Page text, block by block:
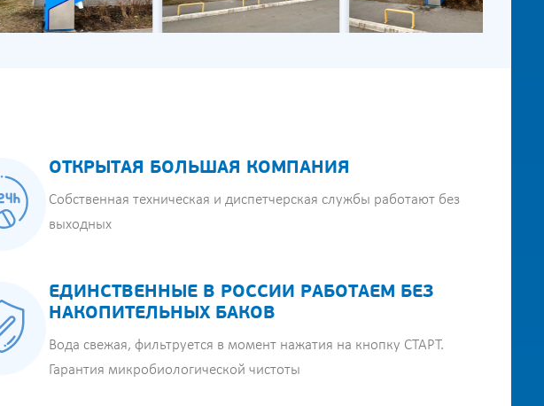
ОТКРЫТАЯ БОЛЬШАЯ КОМПАНИЯ
Собственная техническая и диспетчерская службы работают без
выходных
ЕДИНСТВЕННЫЕ В РОССИИ РАБОТАЕМ БЕЗ
НАКОПИТЕЛЬНЫХ БАКОВ
Вода свежая, фильтруется в момент нажатия на кнопку СТАРТ.
Гарантия микробиологической чистоты